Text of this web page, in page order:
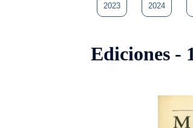
2023 2024
Ediciones -